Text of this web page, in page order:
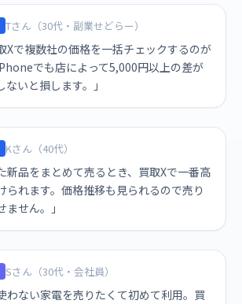
Tさん（30代・副業せどらー）
Xで複数社の価格を一括チェックするのが
でも店によって5,000円以上の差が
いと損します。」
Kさん（40代）
新品をまとめて売るとき、買取Xで一番高
られます。価格推移も見られるので売り
せん。」
Sさん（30代・会社員）
わない家電を売りたくて初めて利用。買